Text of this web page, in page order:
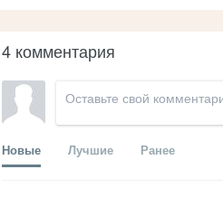
4 комментария
Новые Лучшие Ранее